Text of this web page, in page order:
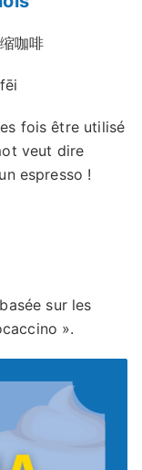
咖啡
fois être utilisé
veut dire
espresso !
sur les
».